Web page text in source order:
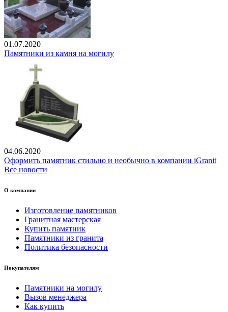
01.07.2020
Памятники из камня на могилу
04.06.2020
Оформить памятник стильно и необычно в компании iGranit
Все новости
О компании
Изготовление памятников
Гранитная мастерская
Купить памятник
Памятники из гранита
Политика безопасности
Покупателям
Памятники на могилу
Вызов менеджера
Как купить